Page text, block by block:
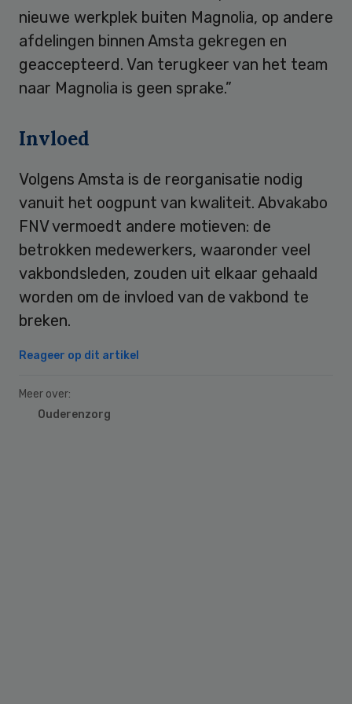
nieuwe werkplek buiten Magnolia, op andere
afdelingen binnen Amsta gekregen en
geaccepteerd. Van terugkeer van het team
naar Magnolia is geen sprake.”
Invloed
Volgens Amsta is de reorganisatie nodig
vanuit het oogpunt van kwaliteit. Abvakabo
FNV vermoedt andere motieven: de
betrokken medewerkers, waaronder veel
vakbondsleden, zouden uit elkaar gehaald
worden om de invloed van de vakbond te
breken.
Reageer op dit artikel
Meer over:
Ouderenzorg